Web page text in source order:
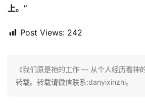
上。”
Post Views: 242
《我们原是祂的工作 — 从个人经历看神
转载。转载请微信联系:danyixinzhi。